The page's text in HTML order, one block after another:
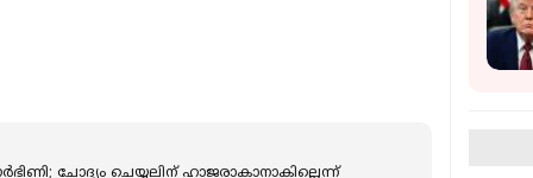
ചോദ്യം ചെയ്യലിന് ഹാജരാകാനാകില്ലെന്ന്